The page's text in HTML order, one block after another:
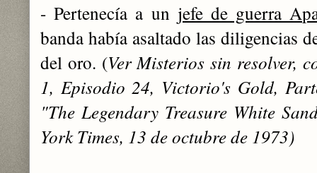
- Pertenecía a un jefe de guerra
banda había asaltado las diligencias
del oro. (Ver Misterios sin resolver,
1, Episodio 24, Victorio's Gold,
"The Legendary Treasure White
York Times, 13 de octubre de 1973)